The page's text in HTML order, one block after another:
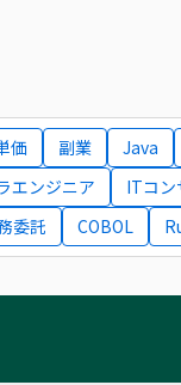
価 副業 Java
エンジニア ITコン
委託 COBOL